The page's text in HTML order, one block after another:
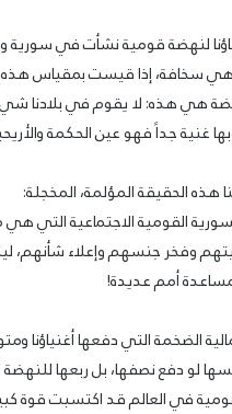
لنهضة قومية نشأت في سورية
سخافة، إذا قيست بمقياس هذه
هي هذه: لا يقوم في بلادنا
غنية جداً فهو عين الحكمة
هذه الحقيقة المؤلمة، المخجلة:
القومية الاجتماعية التي
وفخر جنسهم وإعلاء شأنهم،
أمم عديدة!
الضخمة التي دفعها
لو دفع نصفها، بل ربعها
في العالم قد اكتسبت قوة